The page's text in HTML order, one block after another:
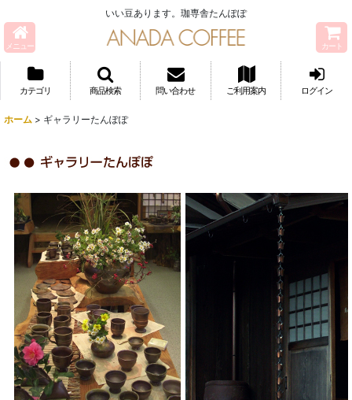
いい豆あります。珈専舎たんぽぽ
メニュー カート
カテゴリ 商品検索 問い合わせ ご利用案内 ログイン
ホーム > ギャラリーたんぽぽ